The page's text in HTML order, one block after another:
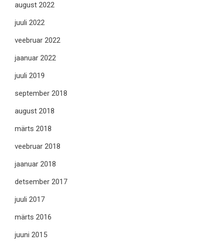
august 2022
juuli 2022
veebruar 2022
jaanuar 2022
juuli 2019
september 2018
august 2018
märts 2018
veebruar 2018
jaanuar 2018
detsember 2017
juuli 2017
märts 2016
juuni 2015